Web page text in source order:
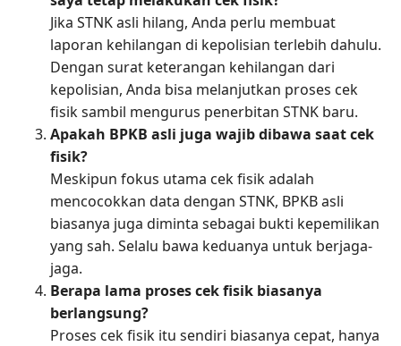
Jika STNK asli hilang, Anda perlu membuat
laporan kehilangan di kepolisian terlebih dahulu.
Dengan surat keterangan kehilangan dari
kepolisian, Anda bisa melanjutkan proses cek
fisik sambil mengurus penerbitan STNK baru.
Apakah BPKB asli juga wajib dibawa saat cek
fisik?
Meskipun fokus utama cek fisik adalah
mencocokkan data dengan STNK, BPKB asli
biasanya juga diminta sebagai bukti kepemilikan
yang sah. Selalu bawa keduanya untuk berjaga-
jaga.
Berapa lama proses cek fisik biasanya
berlangsung?
Proses cek fisik itu sendiri biasanya cepat, hanya